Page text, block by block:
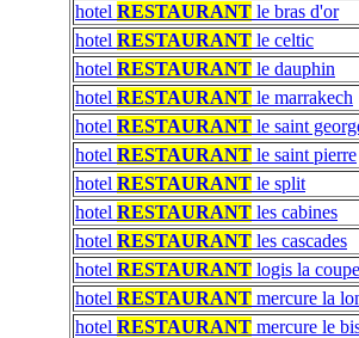
hotel RESTAURANT le bras d'or
hotel RESTAURANT le celtic
hotel RESTAURANT le dauphin
hotel RESTAURANT le marrakech
hotel RESTAURANT le saint
hotel RESTAURANT le saint pierre
hotel RESTAURANT le split
hotel RESTAURANT les cabines
hotel RESTAURANT les cascades
hotel RESTAURANT logis la
hotel RESTAURANT mercure la
hotel RESTAURANT mercure le